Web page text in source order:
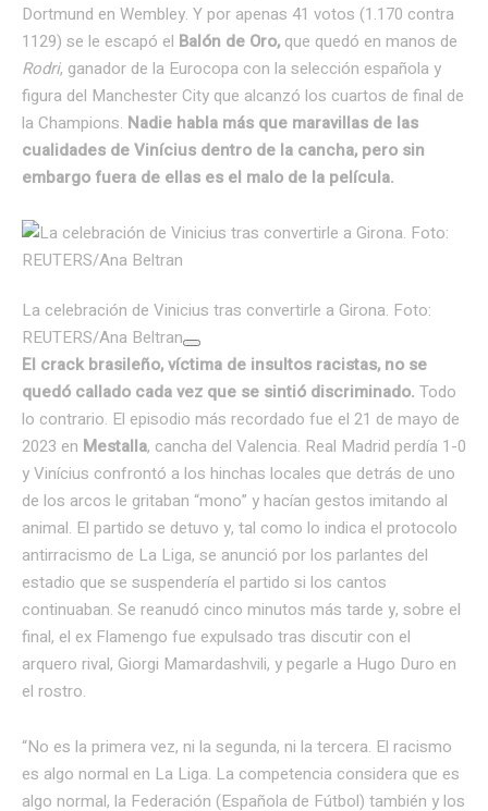
Dortmund en Wembley. Y por apenas 41 votos (1.170 contra
1129) se le escapó el Balón de Oro, que quedó en manos de
Rodri, ganador de la Eurocopa con la selección española y
figura del Manchester City que alcanzó los cuartos de final de
la Champions. Nadie habla más que maravillas de las
cualidades de Vinícius dentro de la cancha, pero sin
embargo fuera de ellas es el malo de la película.
La celebración de Vinicius tras convertirle a Girona. Foto:
REUTERS/Ana Beltran
El crack brasileño, víctima de insultos racistas, no se
quedó callado cada vez que se sintió discriminado. Todo
lo contrario. El episodio más recordado fue el 21 de mayo de
2023 en Mestalla, cancha del Valencia. Real Madrid perdía 1-0
y Vinícius confrontó a los hinchas locales que detrás de uno
de los arcos le gritaban “mono” y hacían gestos imitando al
animal. El partido se detuvo y, tal como lo indica el protocolo
antirracismo de La Liga, se anunció por los parlantes del
estadio que se suspendería el partido si los cantos
continuaban. Se reanudó cinco minutos más tarde y, sobre el
final, el ex Flamengo fue expulsado tras discutir con el
arquero rival, Giorgi Mamardashvili, y pegarle a Hugo Duro en
el rostro.
“No es la primera vez, ni la segunda, ni la tercera. El racismo
es algo normal en La Liga. La competencia considera que es
algo normal, la Federación (Española de Fútbol) también y los